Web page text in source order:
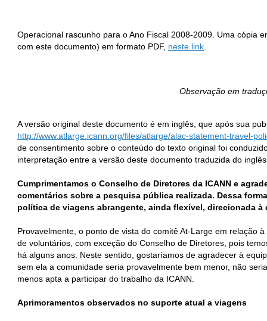
Operacional rascunho para o Ano Fiscal 2008-2009. Uma cópia
com este documento) em formato PDF, neste link
Observação em
A versão original deste documento é em inglês, que após sua
http://www.atlarge.icann.org/files/atlarge/alac-statement-travel-
de consentimento sobre o conteúdo do texto original foi
interpretação entre a versão deste documento traduzida do
Cumprimentamos o Conselho de Diretores da ICANN e
comentários sobre a pesquisa pública realizada. Dessa
política de viagens abrangente, ainda flexível, direcionada
Provavelmente, o ponto de vista do comitê At‐Large em relação
de voluntários, com exceção do Conselho de Diretores, pois
há alguns anos. Neste sentido, gostaríamos de agradecer à
sem ela a comunidade seria provavelmente bem menor, não
menos apta a participar do trabalho da ICANN.
Aprimoramentos observados no suporte atual a viagens